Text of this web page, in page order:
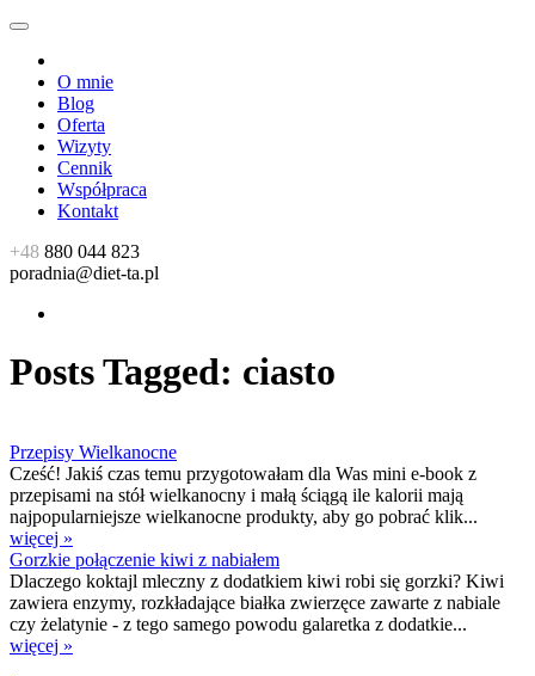
O mnie
Blog
Oferta
Wizyty
Cennik
Współpraca
Kontakt
+48 880 044 823
poradnia@diet-ta.pl
Posts Tagged: ciasto
Przepisy Wielkanocne
Cześć! Jakiś czas temu przygotowałam dla Was mini e-book z
przepisami na stół wielkanocny i małą ściągą ile kalorii mają
najpopularniejsze wielkanocne produkty, aby go pobrać klik...
więcej »
Gorzkie połączenie kiwi z nabiałem
Dlaczego koktajl mleczny z dodatkiem kiwi robi się gorzki? Kiwi
zawiera enzymy, rozkładające białka zwierzęce zawarte z nabiale
czy żelatynie - z tego samego powodu galaretka z dodatkie...
więcej »